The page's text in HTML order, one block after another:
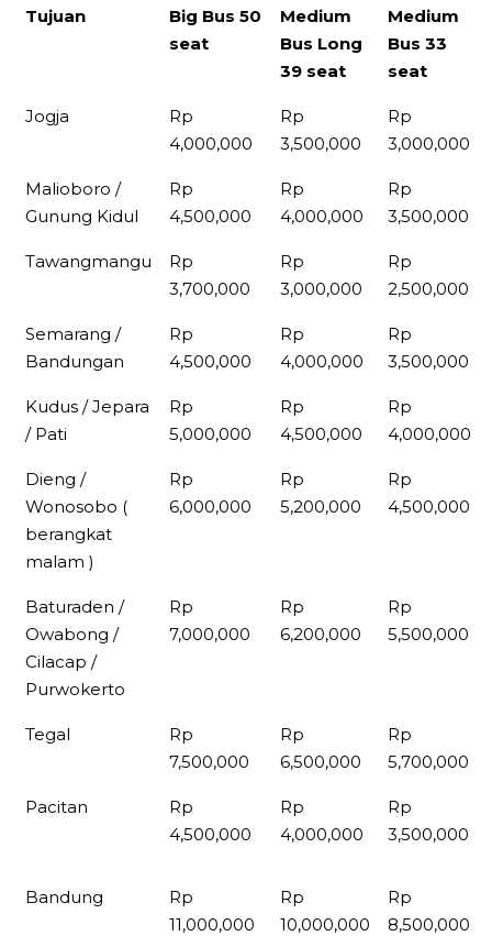
Tujuan
Big Bus 50
seat
Medium
Bus Long
39 seat
Medium
Bus 33
seat
Tujuan
Big Bus 50
seat
Medium
Bus Long
Medium
Bus 33
Jogja
Rp
4,000,000
Rp
3,500,000
Rp
3,000,000
Malioboro /
Gunung Kidul
Rp
4,500,000
Rp
4,000,000
Rp
3,500,000
Tawangmangu
Rp
3,700,000
Rp
3,000,000
Rp
2,500,000
Semarang /
Bandungan
Rp
4,500,000
Rp
4,000,000
Rp
3,500,000
Kudus / Jepara
/ Pati
Rp
5,000,000
Rp
4,500,000
Rp
4,000,000
Dieng /
Wonosobo (
berangkat
malam )
Rp
6,000,000
Rp
5,200,000
Rp
4,500,000
Baturaden /
Owabong /
Cilacap /
Purwokerto
Rp
7,000,000
Rp
6,200,000
Rp
5,500,000
Tegal
Rp
7,500,000
Rp
6,500,000
Rp
5,700,000
Pacitan
Rp
4,500,000
Rp
4,000,000
Rp
3,500,000
Bandung
Rp
11,000,000
Rp
10,000,000
Rp
8,500,000